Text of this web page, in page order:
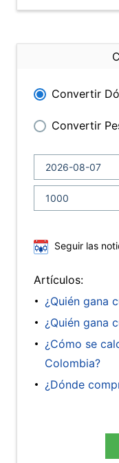
Convertir
Convertir
Seguir las
Artículos:
¿Quién gana
¿Quién gana
¿Cómo se
Colombia?
¿Dónde